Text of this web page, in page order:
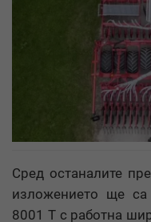
Сред останалите
изложението ще са
8001 T с работна